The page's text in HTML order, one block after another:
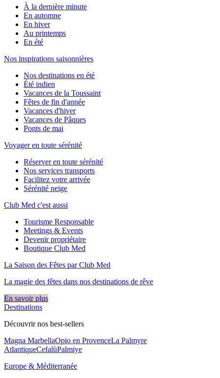
À la dernière minute
En automne
En hiver
Au printemps
En été
Nos inspirations saisonnières
Nos destinations en été
Été indien
Vacances de la Toussaint
Fêtes de fin d'année
Vacances d'hiver
Vacances de Pâques
Ponts de mai
Voyager en toute sérénité
Réserver en toute sérénité
Nos services transports
Facilitez votre arrivée
Sérénité neige
Club Med c'est aussi
Tourisme Responsable
Meetings & Events
Devenir propriétaire
Boutique Club Med
La Saison des Fêtes par Club Med
La magie des fêtes dans nos destinations de rêve​
En savoir plus
Destinations
Découvrir nos best-sellers
Magna MarbellaOpio en ProvenceLa Palmyre
AtlantiqueCefalùPalmiye
Europe & Méditerranée